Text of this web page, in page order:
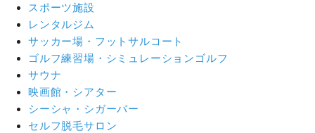
スポーツ施設
レンタルジム
サッカー場・フットサルコート
ゴルフ練習場・シミュレーションゴルフ
サウナ
映画館・シアター
シーシャ・シガーバー
セルフ脱毛サロン